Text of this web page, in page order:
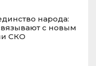
народа:
с новым
СКО